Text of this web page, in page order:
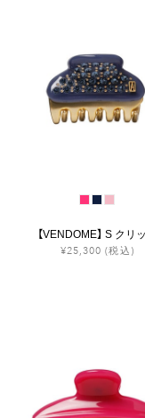
【VENDOME】 S クリ
¥25,300 (税込)